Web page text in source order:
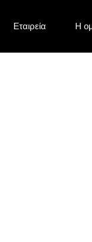
Eταιρεία Η